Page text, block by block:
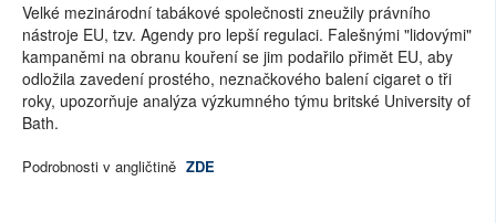
Velké mezinárodní tabákové společnosti zneužily právního
nástroje EU, tzv. Agendy pro lepší regulaci. Falešnými "lidovými"
kampaněmi na obranu kouření se jim podařilo přimět EU, aby
odložila zavedení prostého, neznačkového balení cigaret o tři
roky, upozorňuje analýza výzkumného týmu britské University of
Bath.
Podrobnosti v angličtině ZDE